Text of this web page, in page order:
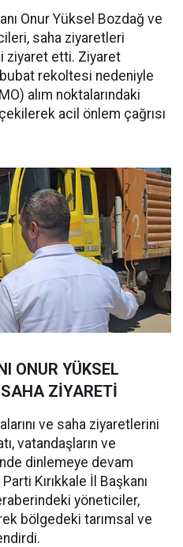
Onur Yüksel Bozdağ ve
saha ziyaretleri
ziyaret etti. Ziyaret
rekoltesi nedeniyle
alım noktalarındaki
acil önlem çağrısı
ONUR YÜKSEL
ZİYARETİ
ve saha ziyaretlerini
vatandaşların ve
dinlemeye devam
Kırıkkale İl Başkanı
yöneticiler,
bölgedeki tarımsal ve